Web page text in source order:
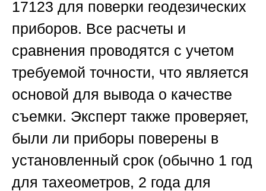
17123 для поверки геодезических
приборов. Все расчеты и
сравнения проводятся с учетом
требуемой точности, что является
основой для вывода о качестве
съемки. Эксперт также проверяет,
были ли приборы поверены в
установленный срок (обычно 1 год
для тахеометров, 2 года для